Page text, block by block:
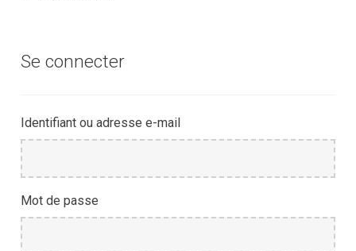
Se connecter
Identifiant ou adresse e-mail
Mot de passe